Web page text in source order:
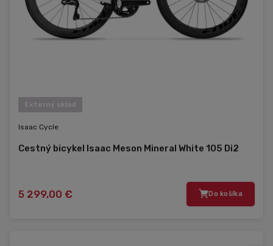
Externý sklad
Isaac Cycle
Cestný bicykel Isaac Meson Mineral White 105 Di2
5 299,00 € Do košíka